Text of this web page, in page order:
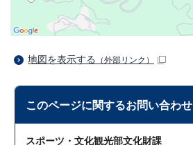
地図を表示する （外部リンク）
このページに関するお問い合わせ
スポーツ・文化観光部文化財課